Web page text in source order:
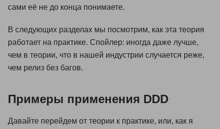
сами её не до конца понимаете.
В следующих разделах мы посмотрим, как эта теория
работает на практике. Спойлер: иногда даже лучше,
чем в теории, что в нашей индустрии случается реже,
чем релиз без багов.
Примеры применения DDD
Давайте перейдем от теории к практике, или, как я